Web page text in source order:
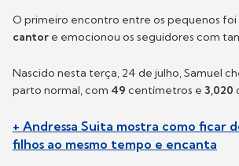
O primeiro encontro entre os pequenos
cantor e emocionou os seguidores com
Nascido nesta terça, 24 de julho, Samuel
parto normal, com 49 centímetros e 3,020
+ Andressa Suita mostra como ficar
filhos ao mesmo tempo e encanta